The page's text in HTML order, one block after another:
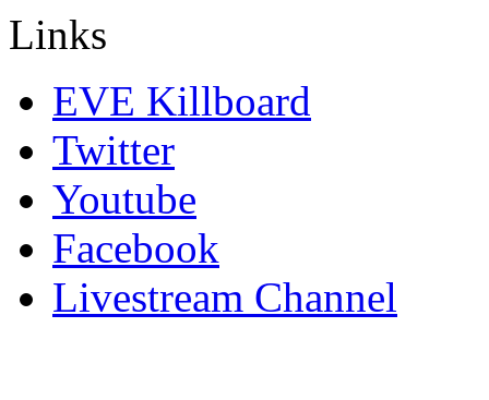
Links
EVE Killboard
Twitter
Youtube
Facebook
Livestream Channel